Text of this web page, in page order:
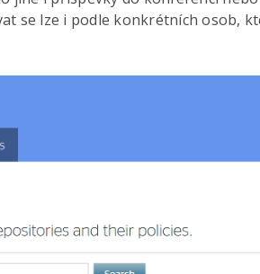
se lze i podle konkrétních osob,